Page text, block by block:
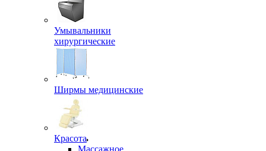
Умывальники
хирургические
Ширмы медицинские
Красота
Массажное